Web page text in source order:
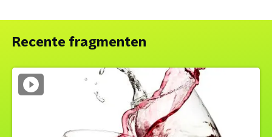
Recente fragmenten